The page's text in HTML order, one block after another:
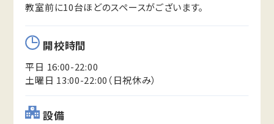
教室前に10台ほどのスペースがございます。
開校時間
平日 16:00-22:00
土曜日 13:00-22:00（日祝休み）
設備